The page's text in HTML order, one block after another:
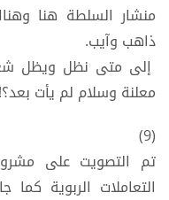
منشار السلطة هنا
ذاهب وآيب.
إلى متى نظل ويظل
معلنة وسلام لم يأت
(9)
تم التصويت على
التعاملات الربوية